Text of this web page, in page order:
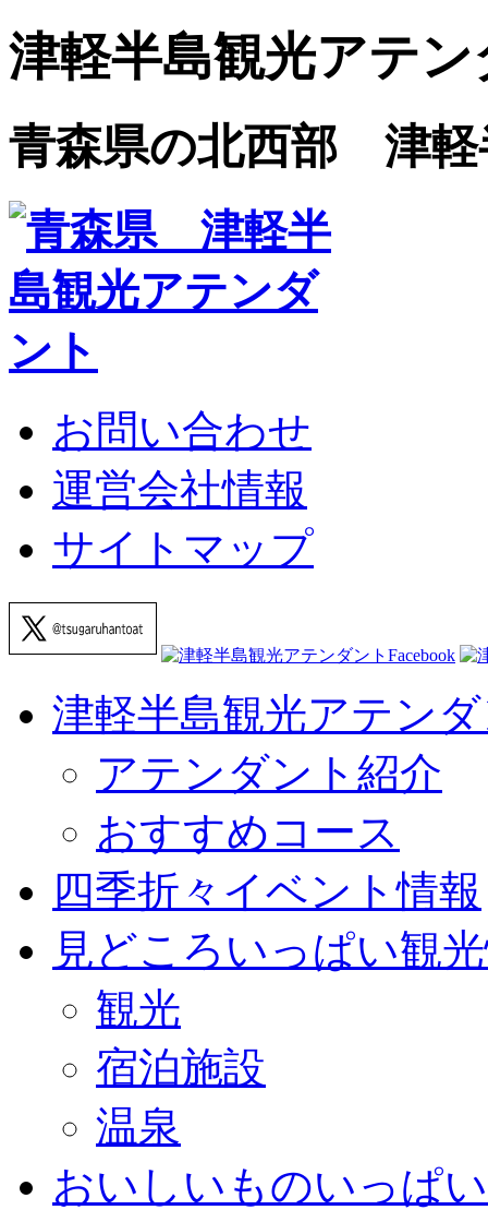
津軽半島観光アテ
青森県の北西部 津軽
お問い合わせ
運営会社情報
サイトマップ
津軽半島観光アテン
アテンダント紹介
おすすめコース
四季折々イベント情報
見どころいっぱい観
観光
宿泊施設
温泉
おいしいものいっぱ